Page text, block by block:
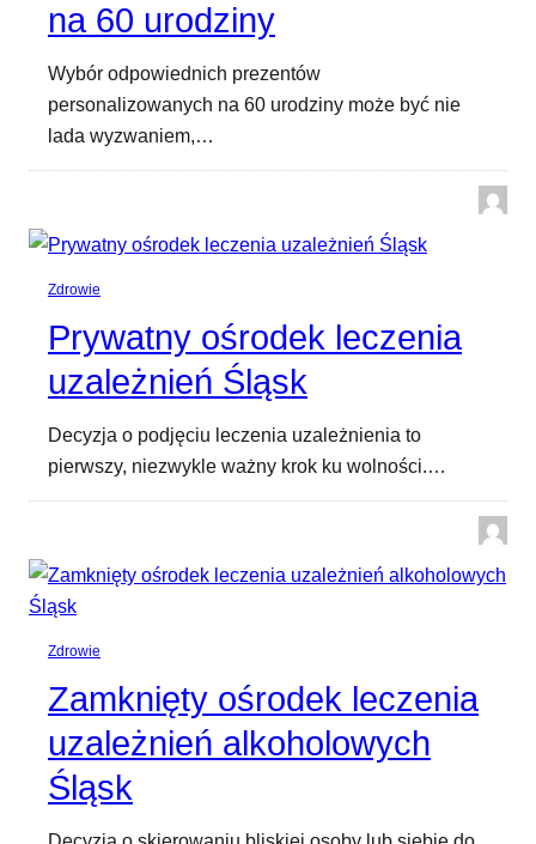
na 60 urodziny
Wybór odpowiednich prezentów
personalizowanych na 60 urodziny może być nie
lada wyzwaniem,…
Zdrowie
Prywatny ośrodek leczenia
uzależnień Śląsk
Decyzja o podjęciu leczenia uzależnienia to
pierwszy, niezwykle ważny krok ku wolności.…
Zdrowie
Zamknięty ośrodek leczenia
uzależnień alkoholowych
Śląsk